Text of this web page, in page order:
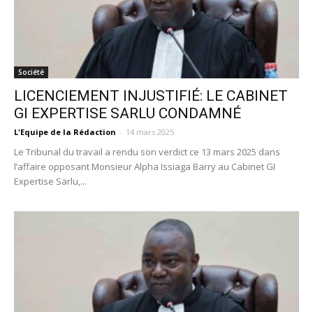
Société
LICENCIEMENT INJUSTIFIÉ: LE CABINET
GI EXPERTISE SARLU CONDAMNÉ
L'Equipe de la Rédaction - 14 mars 2025
Le Tribunal du travail a rendu son verdict ce 13 mars 2025 dans
l’affaire opposant Monsieur Alpha Issiaga Barry au Cabinet GI
Expertise Sarlu,...